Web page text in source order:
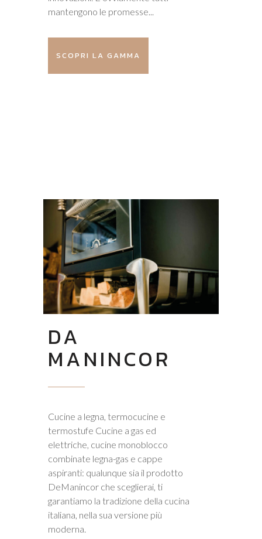
mantengono le promesse...
SCOPRI LA GAMMA
DA
MANINCOR
Cucine a legna, termocucine e
termostufe Cucine a gas ed
elettriche, cucine monoblocco
combinate legna-gas e cappe
aspiranti: qualunque sia il prodotto
DeManincor che sceglierai, ti
garantiamo la tradizione della cucina
italiana, nella sua versione più
moderna.